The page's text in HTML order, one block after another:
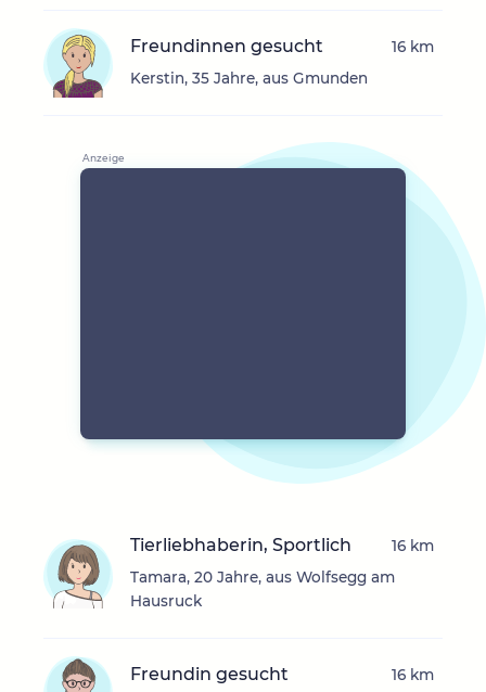
Freundinnen gesucht
Kerstin, 35 Jahre, aus Gmunden
16 km
Tierliebhaberin, Sportlich
Tamara, 20 Jahre, aus Wolfsegg am
Hausruck
16 km
Freundin gesucht 16 km